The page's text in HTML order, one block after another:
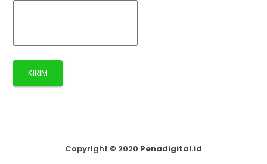
Copyright © 2020 Penadigital.id